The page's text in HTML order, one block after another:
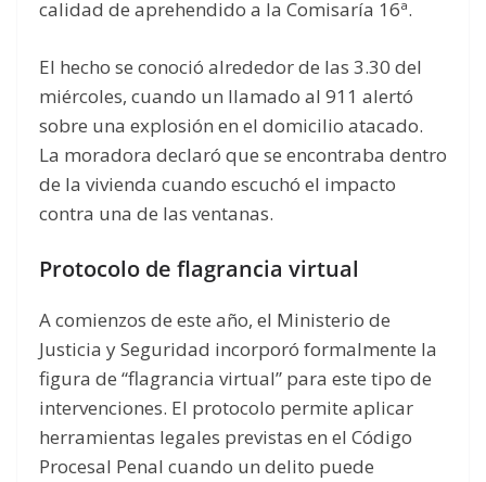
calidad de aprehendido a la Comisaría 16ª.
El hecho se conoció alrededor de las 3.30 del
miércoles, cuando un llamado al 911 alertó
sobre una explosión en el domicilio atacado.
La moradora declaró que se encontraba dentro
de la vivienda cuando escuchó el impacto
contra una de las ventanas.
Protocolo de flagrancia virtual
A comienzos de este año, el Ministerio de
Justicia y Seguridad incorporó formalmente la
figura de “flagrancia virtual” para este tipo de
intervenciones. El protocolo permite aplicar
herramientas legales previstas en el Código
Procesal Penal cuando un delito puede